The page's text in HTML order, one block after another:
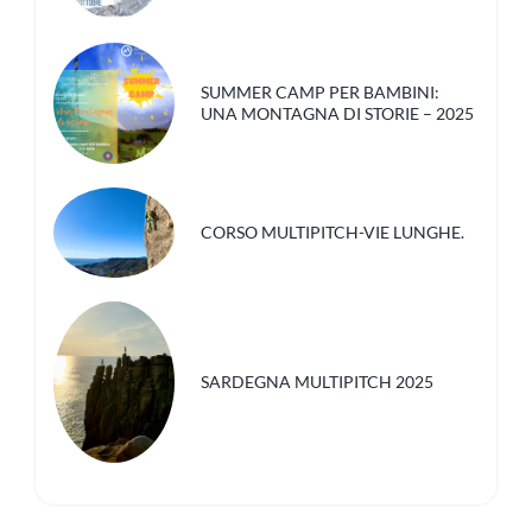
SUMMER CAMP PER BAMBINI:
UNA MONTAGNA DI STORIE – 2025
CORSO MULTIPITCH-VIE LUNGHE.
SARDEGNA MULTIPITCH 2025